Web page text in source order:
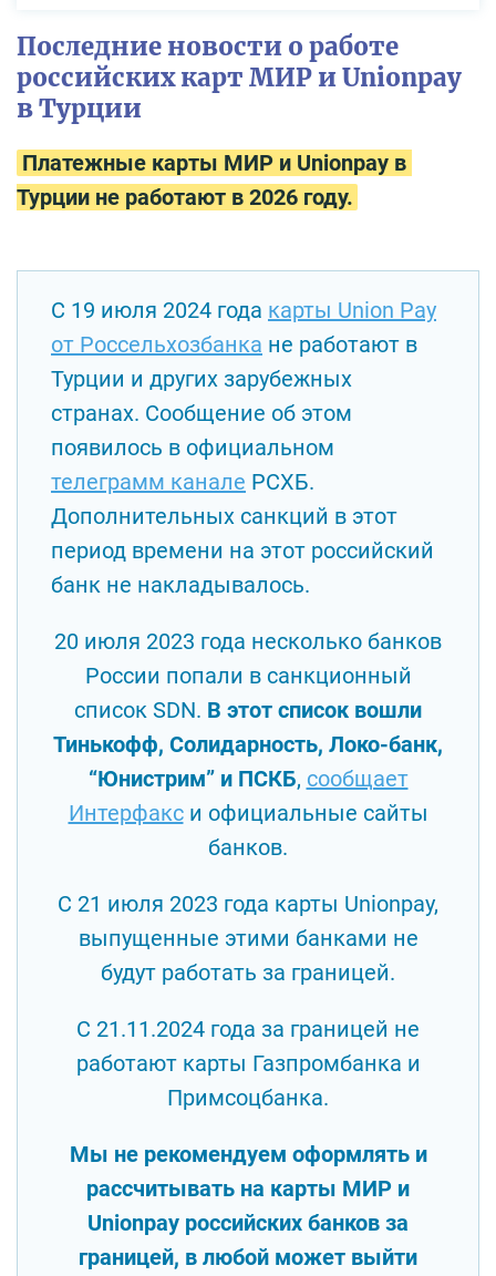
Последние новости о работе
российских карт МИР и Unionpay
в Турции
Платежные карты МИР и Unionpay в
Турции не работают в 2026 году.
С 19 июля 2024 года карты Union Pay
от Россельхозбанка не работают в
Турции и других зарубежных
странах. Сообщение об этом
появилось в официальном
телеграмм канале РСХБ.
Дополнительных санкций в этот
период времени на этот российский
банк не накладывалось.
20 июля 2023 года несколько банков
России попали в санкционный
список SDN. В этот список вошли
Тинькофф, Солидарность, Локо-банк,
“Юнистрим” и ПСКБ, сообщает
Интерфакси официальные сайты
банков.
С 21 июля 2023 года карты Unionpay,
выпущенные этими банками не
будут работать за границей.
С 21.11.2024 года за границей не
работают карты Газпромбанка и
Примсоцбанка.
Мы не рекомендуем оформлять и
рассчитывать на карты МИР и
Unionpay российских банков за
границей, в любой может выйти